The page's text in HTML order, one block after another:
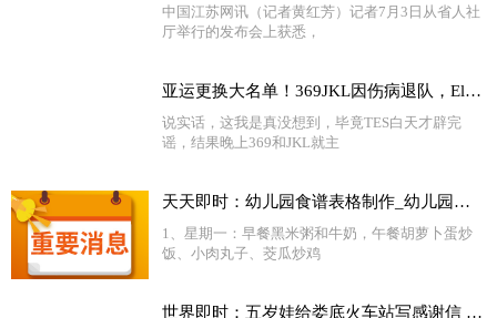
中国江苏网讯（记者黄红芳）记者7月3日从省人社
厅举行的发布会上获悉，
亚运更换大名单！369JKL因伤病退队，Elk和XUN入选 环球快播报
说实话，这我是真没想到，毕竟TES白天才辟完
谣，结果晚上369和JKL就主
天天即时：幼儿园食谱表格制作_幼儿园食谱表
1、星期一：早餐黑米粥和牛奶，午餐胡萝卜蛋炒
饭、小肉丸子、茭瓜炒鸡
世界即时：五岁娃给娄底火车站写感谢信 因为啥？